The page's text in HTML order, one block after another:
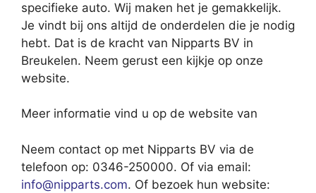
specifieke auto. Wij maken het je gemakkelijk.
Je vindt bij ons altijd de onderdelen die je nodig
hebt. Dat is de kracht van Nipparts BV in
Breukelen. Neem gerust een kijkje op onze
website.
Meer informatie vind u op de website van
Neem contact op met Nipparts BV via de
telefoon op: 0346-250000. Of via email:
info@nipparts.com. Of bezoek hun website: